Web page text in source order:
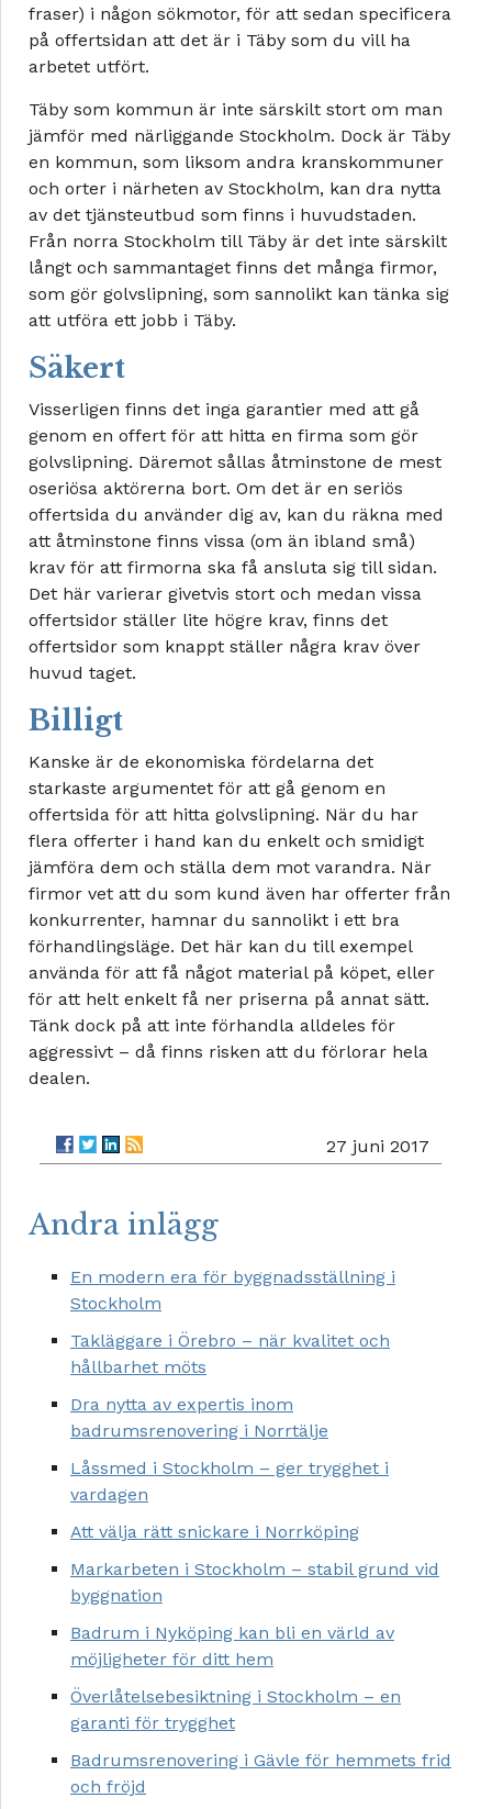
fraser) i någon sökmotor, för att sedan specificera
på offertsidan att det är i Täby som du vill ha
arbetet utfört.
Täby som kommun är inte särskilt stort om man
jämför med närliggande Stockholm. Dock är Täby
en kommun, som liksom andra kranskommuner
och orter i närheten av Stockholm, kan dra nytta
av det tjänsteutbud som finns i huvudstaden.
Från norra Stockholm till Täby är det inte särskilt
långt och sammantaget finns det många firmor,
som gör golvslipning, som sannolikt kan tänka sig
att utföra ett jobb i Täby.
Säkert
Visserligen finns det inga garantier med att gå
genom en offert för att hitta en firma som gör
golvslipning. Däremot sållas åtminstone de mest
oseriösa aktörerna bort. Om det är en seriös
offertsida du använder dig av, kan du räkna med
att åtminstone finns vissa (om än ibland små)
krav för att firmorna ska få ansluta sig till sidan.
Det här varierar givetvis stort och medan vissa
offertsidor ställer lite högre krav, finns det
offertsidor som knappt ställer några krav över
huvud taget.
Billigt
Kanske är de ekonomiska fördelarna det
starkaste argumentet för att gå genom en
offertsida för att hitta golvslipning. När du har
flera offerter i hand kan du enkelt och smidigt
jämföra dem och ställa dem mot varandra. När
firmor vet att du som kund även har offerter från
konkurrenter, hamnar du sannolikt i ett bra
förhandlingsläge. Det här kan du till exempel
använda för att få något material på köpet, eller
för att helt enkelt få ner priserna på annat sätt.
Tänk dock på att inte förhandla alldeles för
aggressivt – då finns risken att du förlorar hela
dealen.
27 juni 2017
Andra inlägg
En modern era för byggnadsställning i
Stockholm
Takläggare i Örebro – när kvalitet och
hållbarhet möts
Dra nytta av expertis inom
badrumsrenovering i Norrtälje
Låssmed i Stockholm – ger trygghet i
vardagen
Att välja rätt snickare i Norrköping
Markarbeten i Stockholm – stabil grund vid
byggnation
Badrum i Nyköping kan bli en värld av
möjligheter för ditt hem
Överlåtelsebesiktning i Stockholm – en
garanti för trygghet
Badrumsrenovering i Gävle för hemmets frid
och fröjd